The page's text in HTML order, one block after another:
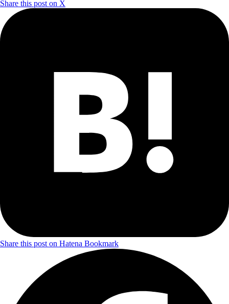
Share this post on X
Share this post on Hatena Bookmark